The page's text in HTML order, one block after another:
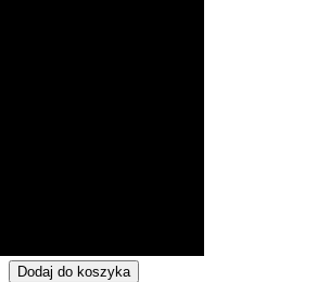
Dodaj do koszyka